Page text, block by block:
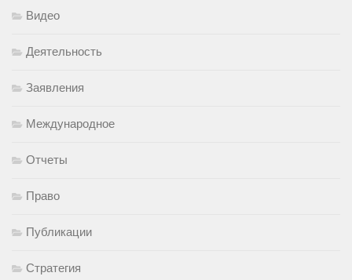
Видео
Деятельность
Заявления
Международное
Отчеты
Право
Публикации
Стратегия